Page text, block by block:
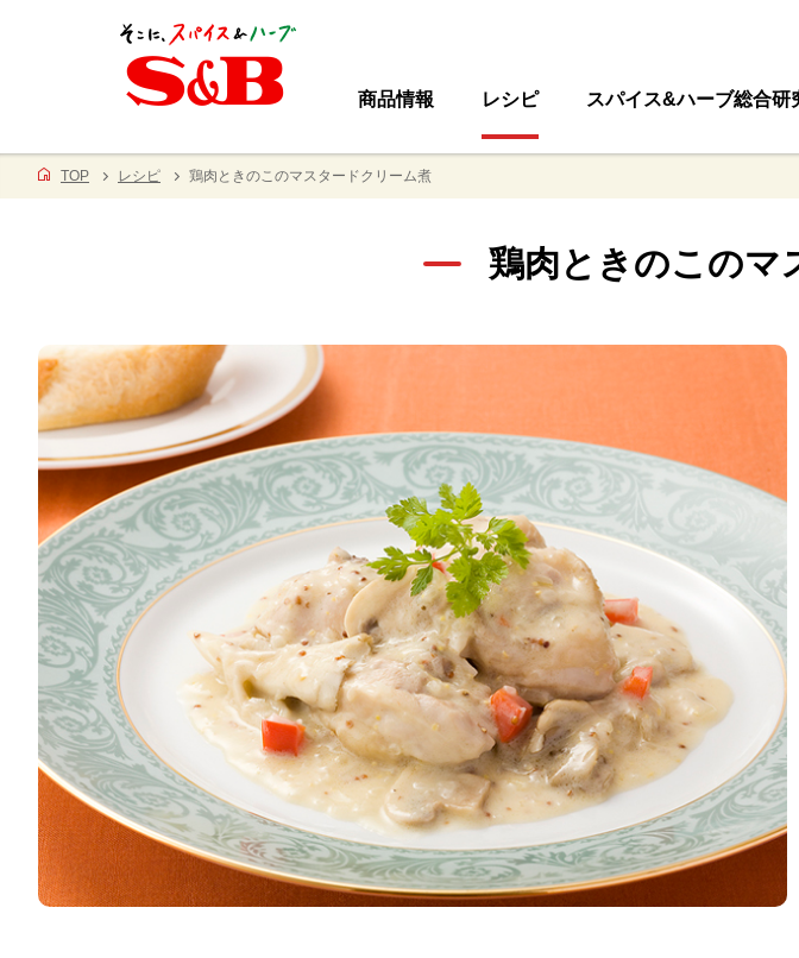
商品情報 レシピ スパイス&ハーブ総合研
TOP レシピ 鶏肉ときのこのマスタードクリーム煮
鶏肉ときのこのマ